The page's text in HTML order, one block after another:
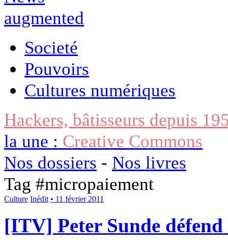
Societé
Pouvoirs
Cultures numériques
Hackers, bâtisseurs depuis
la une : Creative Commons
Nos dossiers - Nos livres
Tag #micropaiement
Culture Inédit • 11 février 2011
[ITV] Peter Sunde